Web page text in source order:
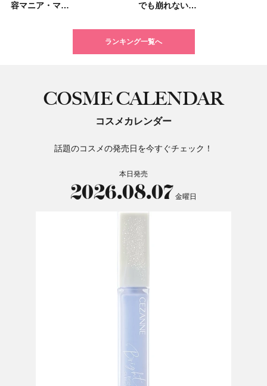
容マニア・マ…
でも崩れない…
挙紹介！ 人気…
ケアクリーム「A…
でも崩れない…
別メイクHOW …
集団・マキア…
香りの世界へ。…
美容マニア集…
選び方＆糖質・脂…
17選
＆人気の髪型…
を1組2名様にプ…
るだけで保湿でき…
イエベ・ブルベ別…
ベブルベ分け！
ランキング一覧へ
COSME CALENDAR
コスメカレンダー
話題のコスメの発売日を今すぐチェック！
本日発売
2026.08.07 金曜日